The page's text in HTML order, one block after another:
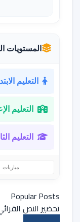
المستويات
التعليم
التعليم
التعليم
مباريات
Popular Posts
تحضير النص